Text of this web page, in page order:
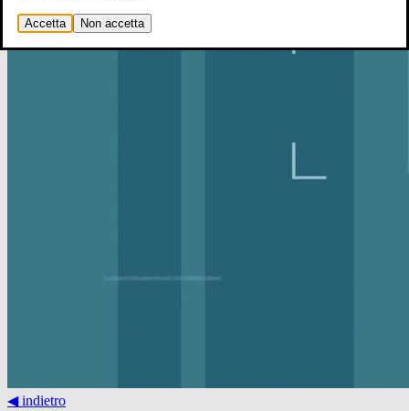
◀︎ indietro
Accetta Non accetta